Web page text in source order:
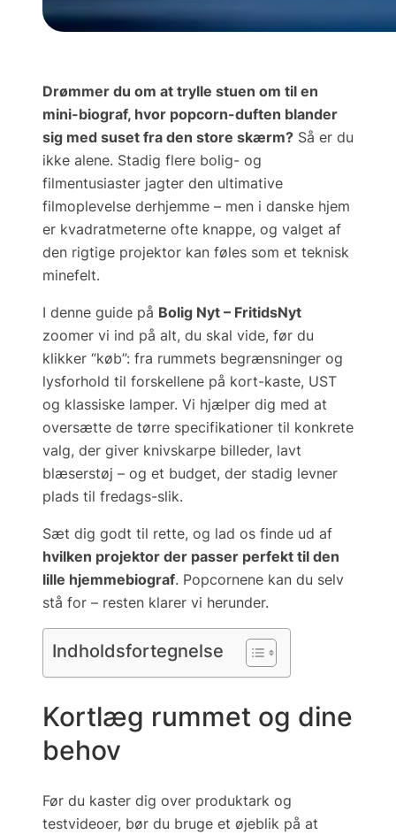
Drømmer du om at trylle stuen om til en
mini-biograf, hvor popcorn-duften blander
sig med suset fra den store skærm? Så er du
ikke alene. Stadig flere bolig- og
filmentusiaster jagter den ultimative
filmoplevelse derhjemme – men i danske hjem
er kvadratmeterne ofte knappe, og valget af
den rigtige projektor kan føles som et teknisk
minefelt.
I denne guide på Bolig Nyt – FritidsNyt
zoomer vi ind på alt, du skal vide, før du
klikker “køb”: fra rummets begrænsninger og
lysforhold til forskellene på kort-kaste, UST
og klassiske lamper. Vi hjælper dig med at
oversætte de tørre specifikationer til konkrete
valg, der giver knivskarpe billeder, lavt
blæserstøj – og et budget, der stadig levner
plads til fredags-slik.
Sæt dig godt til rette, og lad os finde ud af
hvilken projektor der passer perfekt til den
lille hjemmebiograf. Popcornene kan du selv
stå for – resten klarer vi herunder.
Indholdsfortegnelse
Kortlæg rummet og dine
behov
Før du kaster dig over produktark og
testvideoer, bør du bruge et øjeblik på at